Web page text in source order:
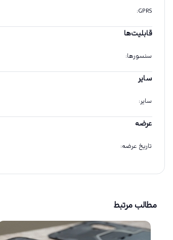
GPRS
:
قابلیت‌ها
سنسورها:
سایر
سایر:
عرضه
تاریخ عرضه:
مطالب مرتبط